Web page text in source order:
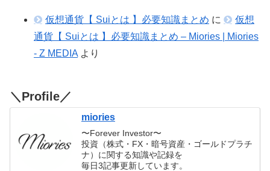
仮想通貨【 Suiとは 】必要知識まとめ に
仮想
通貨【 Suiとは 】必要知識まとめ – Miories | Miories
- Z MEDIA より
＼Profile／
miories
〜Forever Investor〜
投資（株式・FX・暗号資産・ゴールドプラチ
ナ）に関する知識や記録を
毎日3記事更新しています。